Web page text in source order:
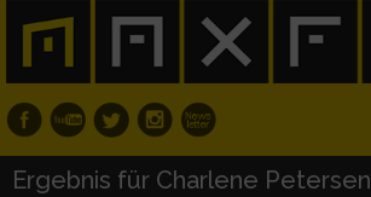
Ergebnis für Charlene Petersen